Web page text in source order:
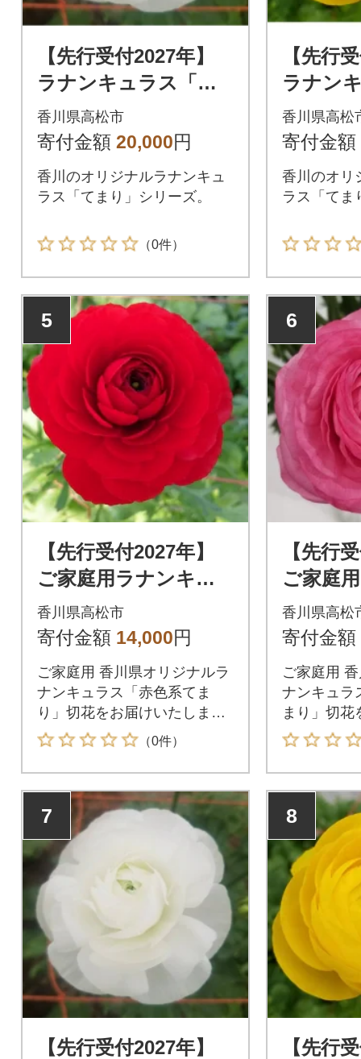
【先行受付2027年】
ラナンキュラス「白
系色てまり」切花50
本
香川県高松市
寄付金額 20,000円
香川のオリジナルラナンキュ
ラス「てまり」シリーズ。
（0件）
【先行
ラナン
系色て
本
香川県高松
寄付金額
香川のオリ
ラス「てま
5
【先行受付2027年】
ご家庭用ラナンキュ
ラス「赤色系てま
り」切花
香川県高松市
寄付金額 14,000円
ご家庭用 香川県オリジナルラ
ナンキュラス「赤色系てま
り」切花をお届けいたしま
す。
（0件）
6
【先行
ご家庭
ラス「
まり」
香川県高松
寄付金額
ご家庭用
ナンキュラ
まり」切花
す。
7
【先行受付2027年】
8
【先行